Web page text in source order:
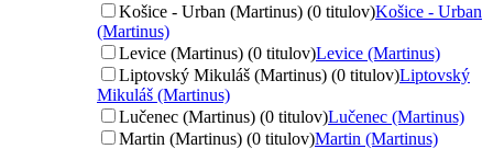
Košice - Urban (Martinus) (0 titulov)Košice - Urban
(Martinus)
Levice (Martinus) (0 titulov)Levice (Martinus)
Liptovský Mikuláš (Martinus) (0 titulov)Liptovský
Mikuláš (Martinus)
Lučenec (Martinus) (0 titulov)Lučenec (Martinus)
Martin (Martinus) (0 titulov)Martin (Martinus)